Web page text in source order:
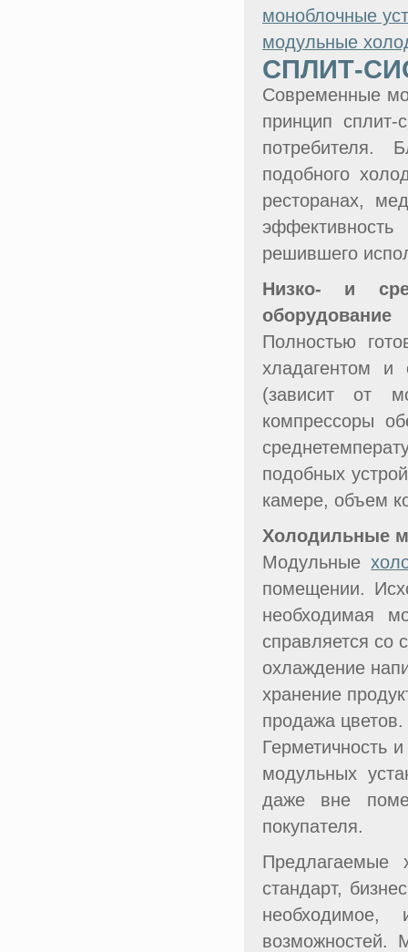
моноблочные
модульные
СПЛИТ-
Современные
принцип
потребителя.
подобного
ресторанах,
решившего
Низко- и
оборудование
Полностью
хладагентом и
(зависит от
компрессоры
подобных
камере, объем
Холодильные
Модульные
помещении.
необходимая
справляется
охлаждение
хранение
продажа цветов.
Герметичность
модульных
даже вне
покупателя.
Предлагаемые
стандарт,
возможностей.